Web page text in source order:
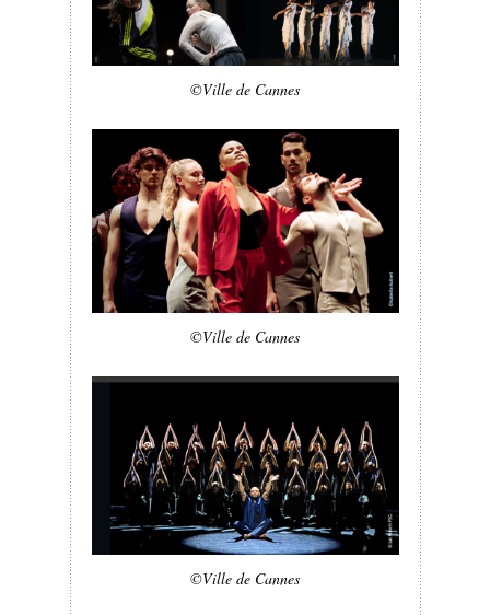
©Ville de Cannes
©Ville de Cannes
©Ville de Cannes